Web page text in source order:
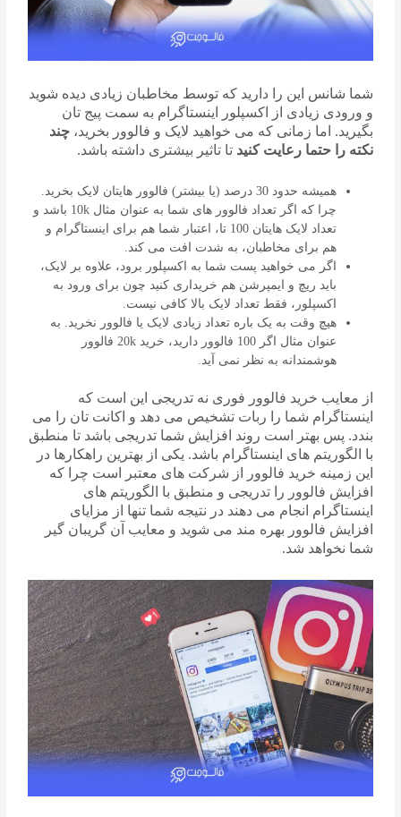
شما شانس این را دارید که توسط مخاطبان زیادی دیده شوید
و ورودی زیادی از اکسپلور اینستاگرام به سمت پیج تان
بگیرید. اما زمانی که می خواهید لایک و فالوور بخرید،چند
نکته را حتما رعایت کنید تا تاثیر بیشتری داشته باشد.
همیشه حدود 30 درصد (یا بیشتر) فالوور هایتان لایک بخرید.
چرا که اگر تعداد فالوور های شما به عنوان مثال 10k باشد و
تعداد لایک هایتان 100 تا، اعتبار شما هم برای اینستاگرام و
هم برای مخاطبان، به شدت افت می کند.
اگر می خواهید پست شما به اکسپلور برود، علاوه بر لایک،
باید ریچ و ایمپرشن هم خریداری کنید چون برای ورود به
اکسپلور، فقط تعداد لایک بالا کافی نیست.
هیچ وقت به یک باره تعداد زیادی لایک یا فالوور نخرید. به
عنوان مثال اگر 100 فالوور دارید، خرید 20k فالوور
هوشمندانه به نظر نمی آید.
از معایب خرید فالوور فوری نه تدریجی این است که
اینستاگرام شما را ربات تشخیص می دهد و اکانت تان را می
بندد. پس بهتر است روند افزایش شما تدریجی باشد تا منطبق
با الگوریتم های اینستاگرام باشد. یکی از بهترین راهکارها در
این زمینه خرید فالوور از شرکت های معتبر است چرا که
افزایش فالوور را تدریجی و منطبق با الگوریتم های
اینستاگرام انجام می دهند در نتیجه شما تنها از مزایای
افزایش فالوور بهره مند می شوید و معایب آن گریبان گیر
شما نخواهد شد.